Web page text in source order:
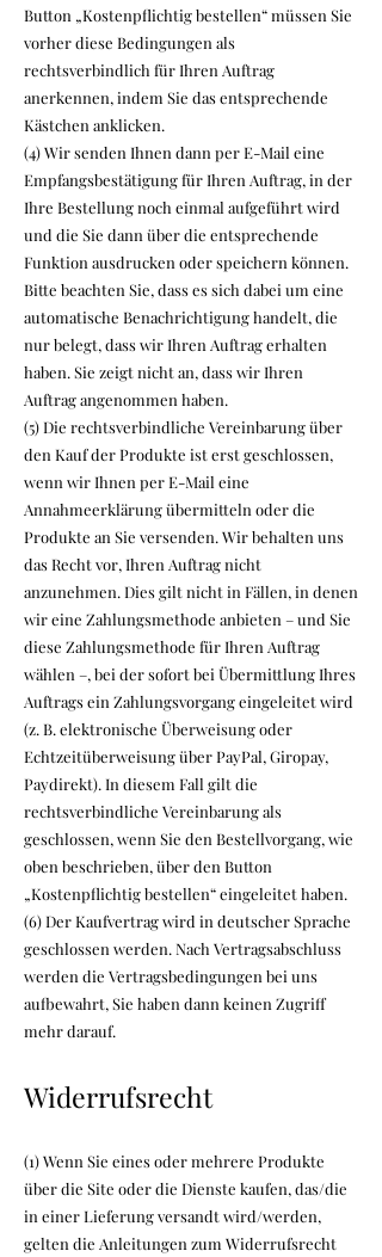
Button „Kostenpflichtig bestellen“ müssen Sie
vorher diese Bedingungen als
rechtsverbindlich für Ihren Auftrag
anerkennen, indem Sie das entsprechende
Kästchen anklicken.
(4) Wir senden Ihnen dann per E-Mail eine
Empfangsbestätigung für Ihren Auftrag, in der
Ihre Bestellung noch einmal aufgeführt wird
und die Sie dann über die entsprechende
Funktion ausdrucken oder speichern können.
Bitte beachten Sie, dass es sich dabei um eine
automatische Benachrichtigung handelt, die
nur belegt, dass wir Ihren Auftrag erhalten
haben. Sie zeigt nicht an, dass wir Ihren
Auftrag angenommen haben.
(5) Die rechtsverbindliche Vereinbarung über
den Kauf der Produkte ist erst geschlossen,
wenn wir Ihnen per E-Mail eine
Annahmeerklärung übermitteln oder die
Produkte an Sie versenden. Wir behalten uns
das Recht vor, Ihren Auftrag nicht
anzunehmen. Dies gilt nicht in Fällen, in denen
wir eine Zahlungsmethode anbieten – und Sie
diese Zahlungsmethode für Ihren Auftrag
wählen –, bei der sofort bei Übermittlung Ihres
Auftrags ein Zahlungsvorgang eingeleitet wird
(z. B. elektronische Überweisung oder
Echtzeitüberweisung über PayPal, Giropay,
Paydirekt). In diesem Fall gilt die
rechtsverbindliche Vereinbarung als
geschlossen, wenn Sie den Bestellvorgang, wie
oben beschrieben, über den Button
„Kostenpflichtig bestellen“ eingeleitet haben.
(6) Der Kaufvertrag wird in deutscher Sprache
geschlossen werden. Nach Vertragsabschluss
werden die Vertragsbedingungen bei uns
aufbewahrt, Sie haben dann keinen Zugriff
mehr darauf.
Widerrufsrecht
(1) Wenn Sie eines oder mehrere Produkte
über die Site oder die Dienste kaufen, das/die
in einer Lieferung versandt wird/werden,
gelten die Anleitungen zum Widerrufsrecht